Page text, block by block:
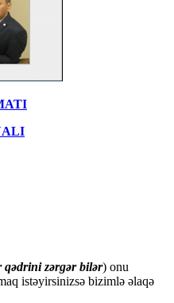
qədrini zərgər bilər) onu
istəyirsinizsə bizimlə əlaqə